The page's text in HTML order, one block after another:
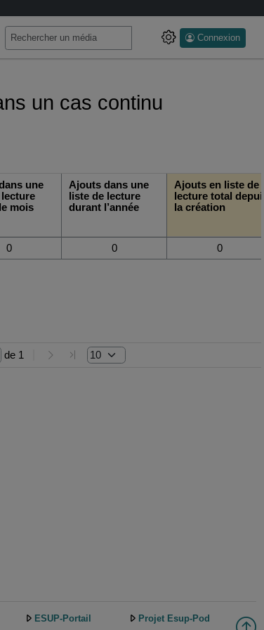
Connexion
un cas continu
une
lecture
mois
Ajouts dans une
liste de lecture
durant l’année
Ajouts en liste de
lecture total
la création
0 0 0
de 1
ESUP-Portail Projet Esup-Pod